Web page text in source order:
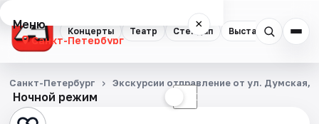
Концерты Театр Стендап Выставки
Меню ×
Санкт-Петербург
Концерты
Театр
Ночной режим ☾
Санкт-Петербург Экскурсии отправление от ул. Думская,